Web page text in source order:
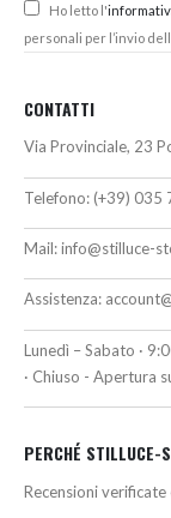
Ho letto l'
personali per l’invio
CONTATTI
Via Provinciale, 23
Telefono: (+39) 035
Mail:info@stilluce-
Assistenza:
Lunedì – Sabato ·
· Chiuso - Apertura
PERCHÉ STILLUCE-
Recensioni